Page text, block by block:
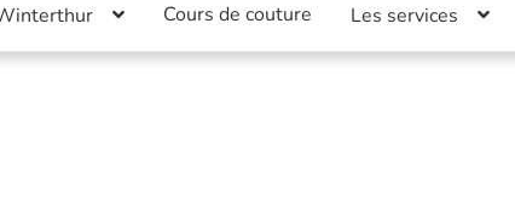
Cours de couture Les services